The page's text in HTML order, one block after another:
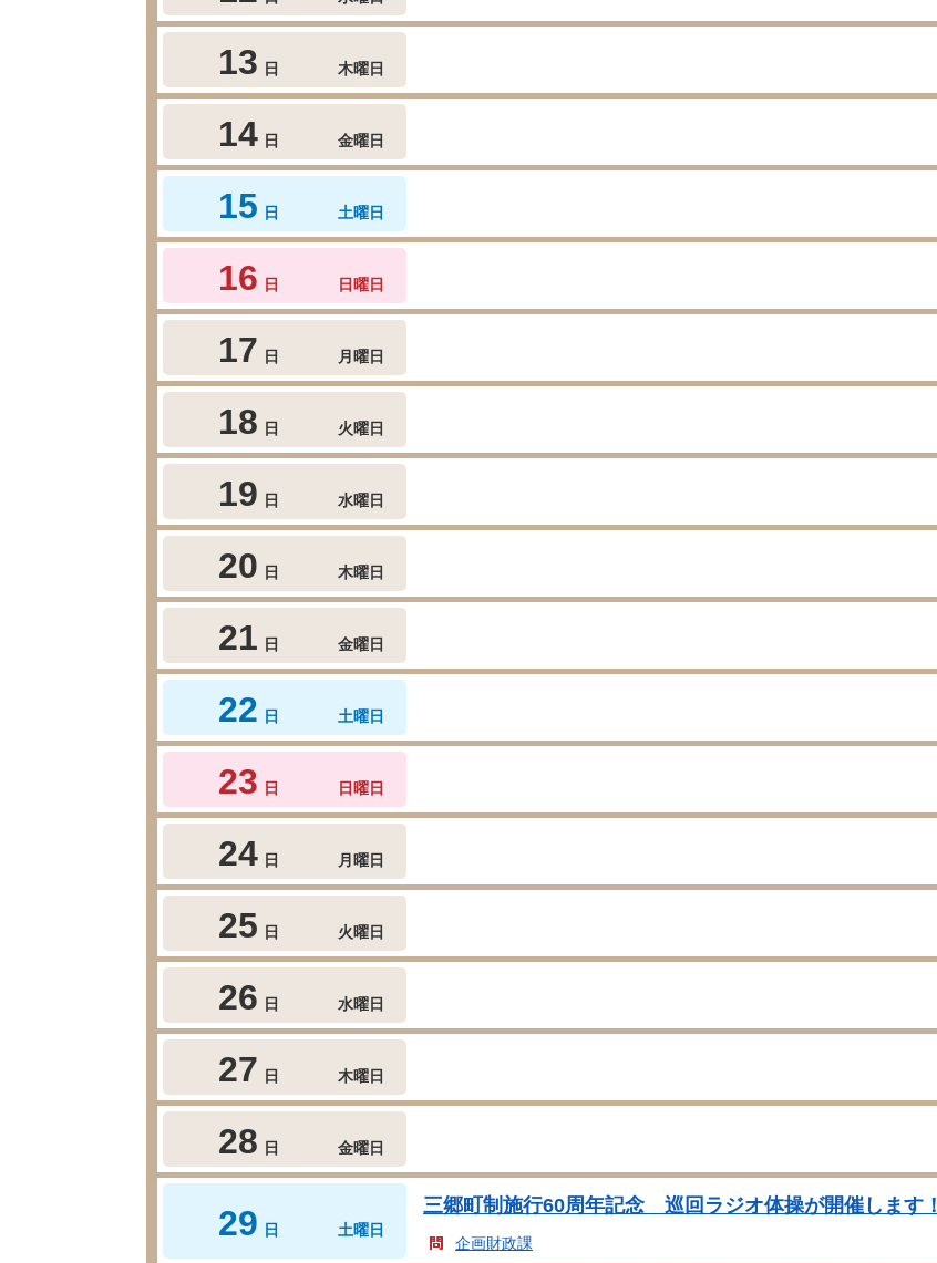
13 日 木曜日
14 日 金曜日
15 日 土曜日
16 日 日曜日
17 日 月曜日
18 日 火曜日
19 日 水曜日
20 日 木曜日
21 日 金曜日
22 日 土曜日
23 日 日曜日
24 日 月曜日
25 日 火曜日
26 日 水曜日
27 日 木曜日
28 日 金曜日
29 日 土曜日
三郷町制施行60周年記念 巡回ラジオ体操が開催します！
企画財政課